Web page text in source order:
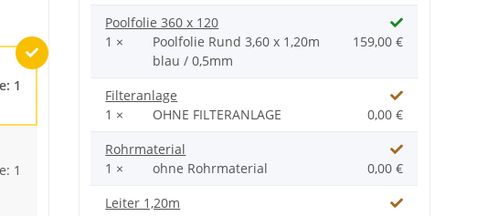
1
1
Poolfolie 360 x 120
1 ×
Poolfolie Rund 3,60 x 1,20m
blau / 0,5mm
159,00 €
Filteranlage
1 ×
OHNE FILTERANLAGE
0,00 €
Rohrmaterial
1 ×
ohne Rohrmaterial
0,00 €
Leiter 1,20m